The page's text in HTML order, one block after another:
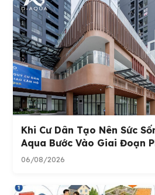
Khi Cư Dân Tạo Nên Sức
Aqua Bước Vào Giai Đoạn
06/08/2026